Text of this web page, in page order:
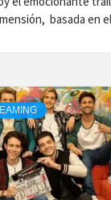
basada en